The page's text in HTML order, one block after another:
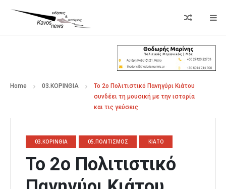
Home 03.ΚΟΡΙΝΘΙΑ
Το 2ο Πολιτιστικό Πανηγύρι Κιάτου
συνδέει τη μουσική με την ιστορία
και τις γεύσεις
03.ΚΟΡΙΝΘΙΑ 05.ΠΟΛΙΤΙΣΜΟΣ ΚΙΑΤΟ
Το 2ο Πολιτιστικό